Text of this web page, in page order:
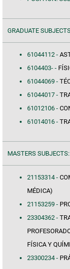
GRADUATE
61044112 -
6104403- -
61044069 -
61044017 -
61012106 -
61014016 -
MASTERS SUBJECTS:
21153314 -
MÉDICA)
21153259 -
23304362 -
FÍSICA Y
23300234 -